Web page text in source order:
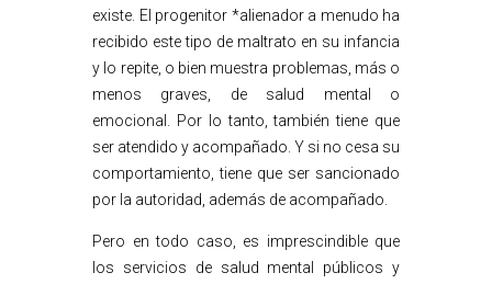
existe. El progenitor *alienador a menudo ha
recibido este tipo de maltrato en su infancia
y lo repite, o bien muestra problemas, más o
menos graves, de salud mental o
emocional. Por lo tanto, también tiene que
ser atendido y acompañado. Y si no cesa su
comportamiento, tiene que ser sancionado
por la autoridad, además de acompañado.
Pero en todo caso, es imprescindible que
los servicios de salud mental públicos y